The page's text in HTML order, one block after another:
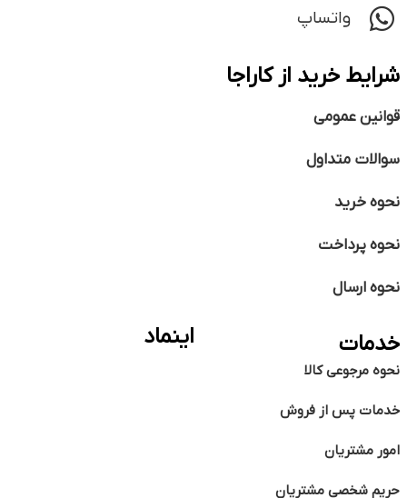
واتساپ
شرایط خرید از کاراجا
قوانین عمومی
سوالات متداول
نحوه خرید
نحوه پرداخت
نحوه ارسال
خدمات
نحوه مرجوعی کالا
خدمات پس از فروش
امور مشتریان
حریم شخصی مشتریان
اینماد